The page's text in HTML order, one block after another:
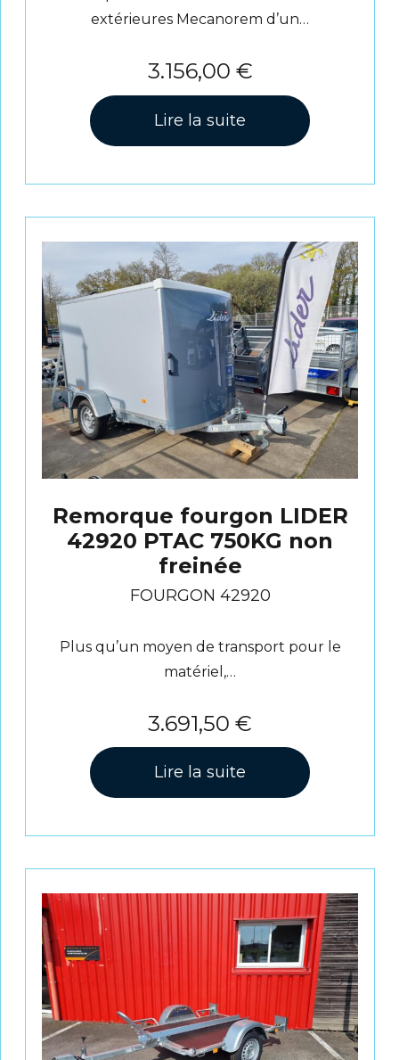
extérieures Mecanorem d’un…
3.156,00 €
Lire la suite
Remorque fourgon LIDER
42920 PTAC 750KG non
freinée
FOURGON 42920
Plus qu’un moyen de transport pour le
matériel,…
3.691,50 €
Lire la suite